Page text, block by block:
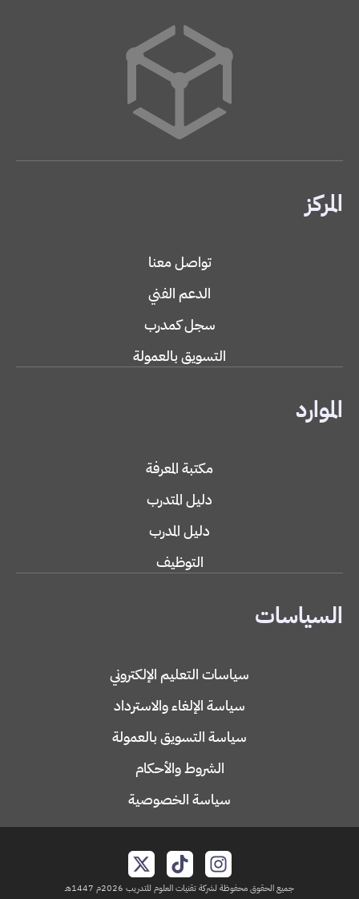
المركز
تواصل معنا
الدعم الفني
سجل كمدرب
التسويق بالعمولة
الموارد
مكتبة المعرفة
دليل المتدرب
دليل المدرب
التوظيف
السياسات
سياسات التعليم الإلكتروني
سياسة الإلغاء والاسترداد
سياسة التسويق بالعمولة
الشروط والأحكام
سياسة الخصوصية
جميع الحقوق محفوظة لشركة تقنيات العلوم للتدريب 2026م 1447هـ